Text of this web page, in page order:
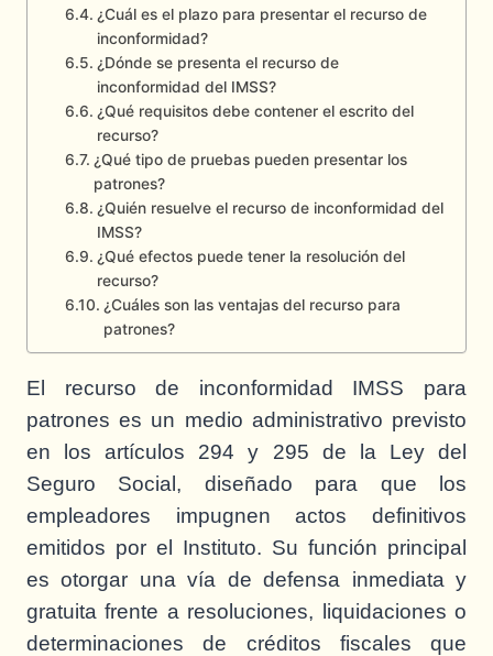
¿Cuál es el plazo para presentar el recurso de
inconformidad?
¿Dónde se presenta el recurso de
inconformidad del IMSS?
¿Qué requisitos debe contener el escrito del
recurso?
¿Qué tipo de pruebas pueden presentar los
patrones?
¿Quién resuelve el recurso de inconformidad del
IMSS?
¿Qué efectos puede tener la resolución del
recurso?
¿Cuáles son las ventajas del recurso para
patrones?
El recurso de inconformidad IMSS para
patrones es un medio administrativo previsto
en los artículos 294 y 295 de la Ley del
Seguro Social, diseñado para que los
empleadores impugnen actos definitivos
emitidos por el Instituto. Su función principal
es otorgar una vía de defensa inmediata y
gratuita frente a resoluciones, liquidaciones o
determinaciones de créditos fiscales que